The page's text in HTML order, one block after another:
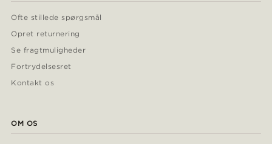
Ofte stillede spørgsmål
Opret returnering
Se fragtmuligheder
Fortrydelsesret
Kontakt os
OM OS